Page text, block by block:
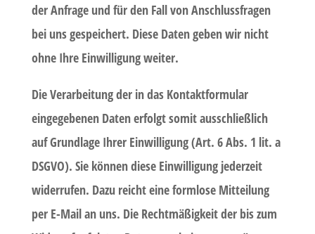
der Anfrage und für den Fall von Anschlussfragen
bei uns gespeichert. Diese Daten geben wir nicht
ohne Ihre Einwilligung weiter.
Die Verarbeitung der in das Kontaktformular
eingegebenen Daten erfolgt somit ausschließlich
auf Grundlage Ihrer Einwilligung (Art. 6 Abs. 1 lit. a
DSGVO). Sie können diese Einwilligung jederzeit
widerrufen. Dazu reicht eine formlose Mitteilung
per E-Mail an uns. Die Rechtmäßigkeit der bis zum